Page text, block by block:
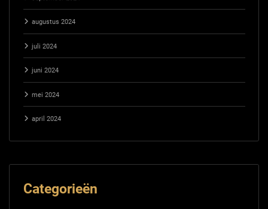
augustus 2024
juli 2024
juni 2024
mei 2024
april 2024
Categorieën